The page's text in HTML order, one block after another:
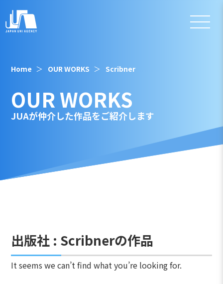
Home OUR WORKS Scribner
OUR WORKS
JUAが仲介した作品をご紹介します
出版社 : Scribnerの作品
It seems we can’t find what you’re looking for.